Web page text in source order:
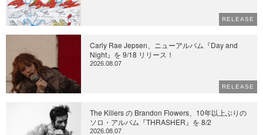
RELEASE
Carly Rae Jepsen、ニューアルバム『Day and
Night』を 9/18 リリース！
2026.08.07
RELEASE
The Killers の Brandon Flowers、10年以上ぶりの
ソロ・アルバム『THRASHER』を 8/2
2026.08.07